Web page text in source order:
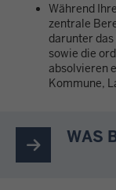
Während
zentrale
darunter
sowie die
absolvieren
Kommune,
WAS